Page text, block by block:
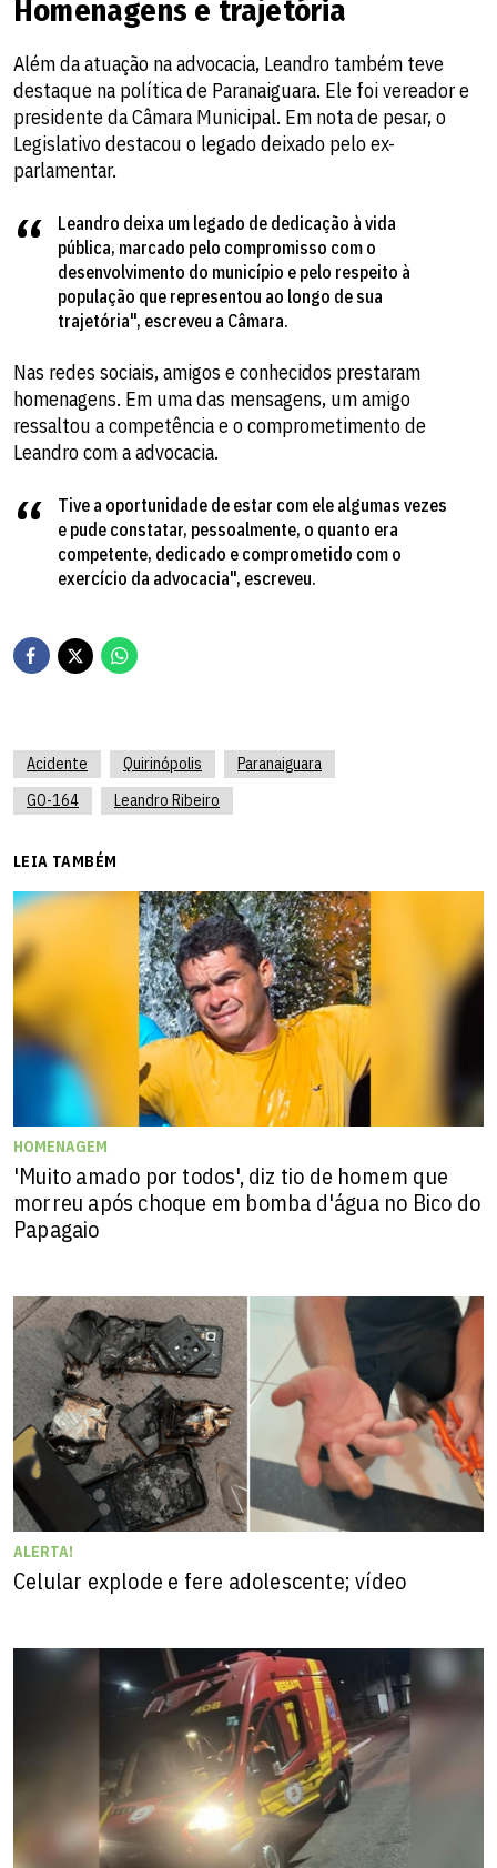
Homenagens e trajetória
Além da atuação na advocacia, Leandro também teve
destaque na política de Paranaiguara. Ele foi vereador e
presidente da Câmara Municipal. Em nota de pesar, o
Legislativo destacou o legado deixado pelo ex-
parlamentar.
Leandro deixa um legado de dedicação à vida
pública, marcado pelo compromisso com o
desenvolvimento do município e pelo respeito à
população que representou ao longo de sua
trajetória", escreveu a Câmara.
Nas redes sociais, amigos e conhecidos prestaram
homenagens. Em uma das mensagens, um amigo
ressaltou a competência e o comprometimento de
Leandro com a advocacia.
Tive a oportunidade de estar com ele algumas vezes
e pude constatar, pessoalmente, o quanto era
competente, dedicado e comprometido com o
exercício da advocacia", escreveu.
Acidente Quirinópolis
Paranaiguara
GO-164
Leandro Ribeiro
LEIA TAMBÉM
HOMENAGEM
'Muito amado por todos', diz tio de homem que
morreu após choque em bomba d'água no Bico do
Papagaio
ALERTA!
Celular explode e fere adolescente; vídeo